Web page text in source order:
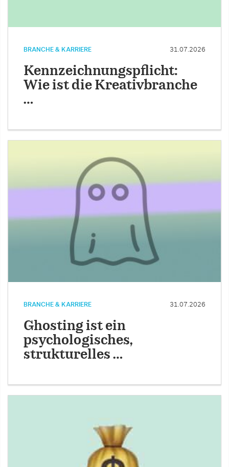
BRANCHE & KARRIERE 31.07.2026
Kennzeichnungspflicht:
Wie ist die Kreativbranche
…
BRANCHE & KARRIERE 31.07.2026
Ghosting ist ein
psychologisches,
strukturelles …